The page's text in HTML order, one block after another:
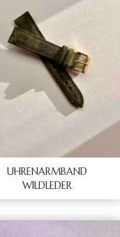
UHRENARMBAND
WILDLEDER